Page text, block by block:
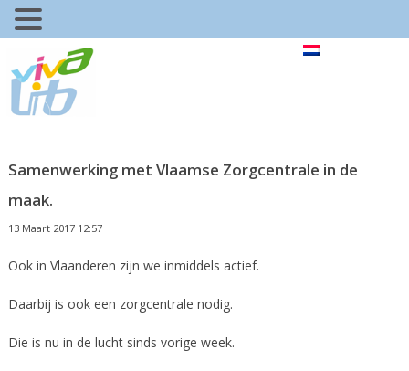
Samenwerking met Vlaamse Zorgcentrale in de
maak.
13 Maart 2017 12:57
Ook in Vlaanderen zijn we inmiddels actief.
Daarbij is ook een zorgcentrale nodig.
Die is nu in de lucht sinds vorige week.